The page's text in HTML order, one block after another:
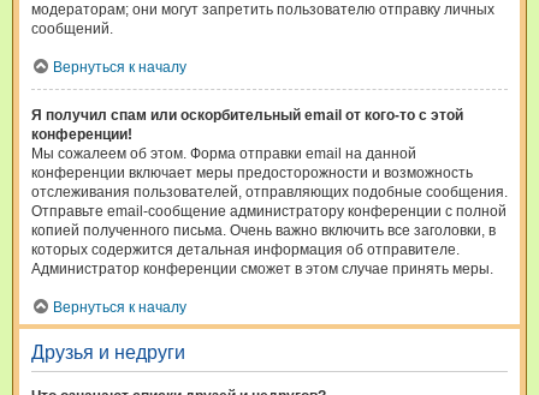
модераторам; они могут запретить пользователю отправку личных
сообщений.
Вернуться к началу
Я получил спам или оскорбительный email от кого-то с этой
конференции!
Мы сожалеем об этом. Форма отправки email на данной
конференции включает меры предосторожности и возможность
отслеживания пользователей, отправляющих подобные сообщения.
Отправьте email-сообщение администратору конференции с полной
копией полученного письма. Очень важно включить все заголовки, в
которых содержится детальная информация об отправителе.
Администратор конференции сможет в этом случае принять меры.
Вернуться к началу
Друзья и недруги